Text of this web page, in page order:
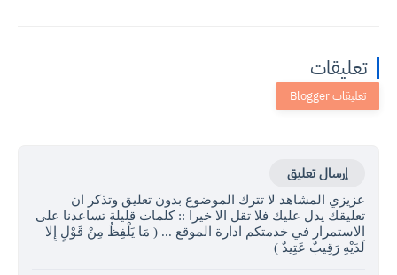
تعليقات
إرسال تعليق
عزيزي المشاهد لا تترك الموضوع بدون تعليق وتذكر ان
تعليقك يدل عليك فلا تقل الا خيرا :: كلمات قليلة تساعدنا على
الاستمرار في خدمتكم ادارة الموقع ... ( مَا يَلْفِظُ مِنْ قَوْلٍ إِلا
لَدَيْهِ رَقِيبٌ عَتِيدٌ )